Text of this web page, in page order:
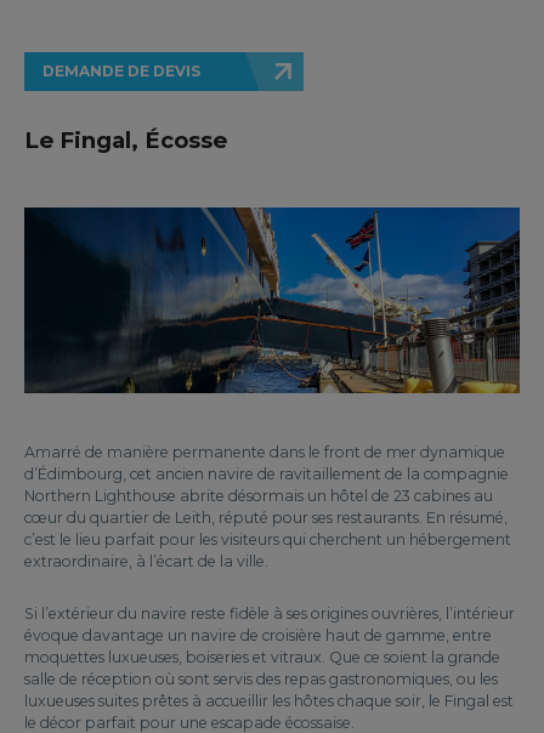
DEMANDE DE DEVIS
Le Fingal, Écosse
Amarré de manière permanente dans le front de mer dynamique
d’Édimbourg, cet ancien navire de ravitaillement de la compagnie
Northern Lighthouse abrite désormais un hôtel de 23 cabines au
cœur du quartier de Leith, réputé pour ses restaurants. En résumé,
c’est le lieu parfait pour les visiteurs qui cherchent un hébergement
extraordinaire, à l’écart de la ville.
Si l’extérieur du navire reste fidèle à ses origines ouvrières, l’intérieur
évoque davantage un navire de croisière haut de gamme, entre
moquettes luxueuses, boiseries et vitraux. Que ce soient la grande
salle de réception où sont servis des repas gastronomiques, ou les
luxueuses suites prêtes à accueillir les hôtes chaque soir, le Fingal est
le décor parfait pour une escapade écossaise.